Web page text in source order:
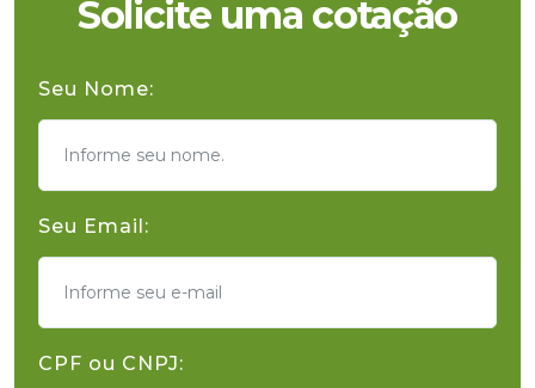
Solicite uma cotação
Seu Nome:
Seu Email:
CPF ou CNPJ: